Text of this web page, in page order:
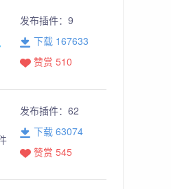
发布插件： 9
下载 167633
赞赏 510
发布插件： 62
下载 63074
赞赏 545